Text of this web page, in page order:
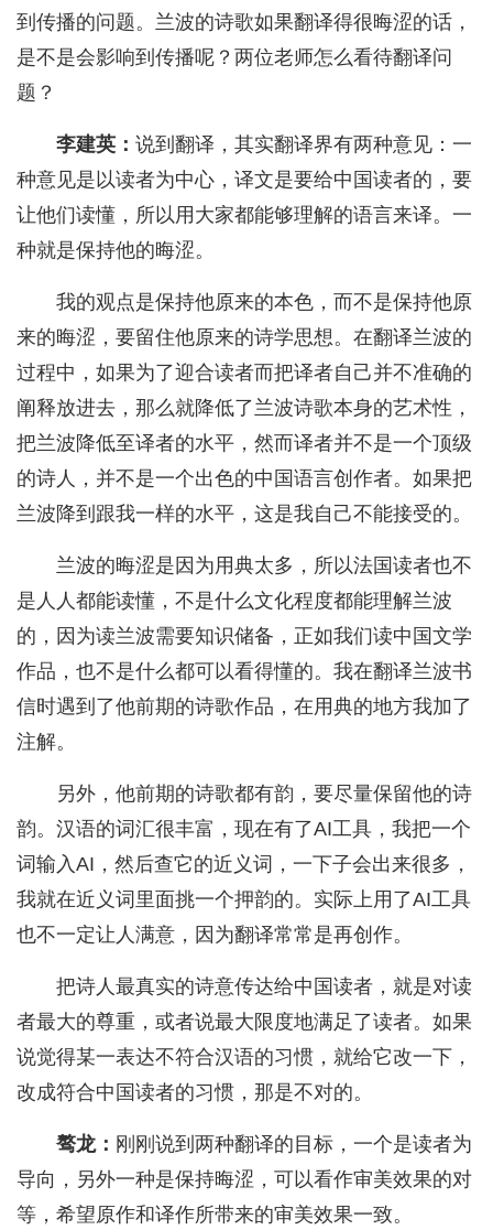
到传播的问题。兰波的诗歌如果翻译得很晦涩的话，
是不是会影响到传播呢？两位老师怎么看待翻译问
题？
李建英： 说到翻译，其实翻译界有两种意见：一
种意见是以读者为中心，译文是要给中国读者的，要
让他们读懂，所以用大家都能够理解的语言来译。一
种就是保持他的晦涩。
我的观点是保持他原来的本色，而不是保持他原
来的晦涩，要留住他原来的诗学思想。在翻译兰波的
过程中，如果为了迎合读者而把译者自己并不准确的
阐释放进去，那么就降低了兰波诗歌本身的艺术性，
把兰波降低至译者的水平，然而译者并不是一个顶级
的诗人，并不是一个出色的中国语言创作者。如果把
兰波降到跟我一样的水平，这是我自己不能接受的。
兰波的晦涩是因为用典太多，所以法国读者也不
是人人都能读懂，不是什么文化程度都能理解兰波
的，因为读兰波需要知识储备，正如我们读中国文学
作品，也不是什么都可以看得懂的。我在翻译兰波书
信时遇到了他前期的诗歌作品，在用典的地方我加了
注解。
另外，他前期的诗歌都有韵，要尽量保留他的诗
韵。汉语的词汇很丰富，现在有了AI工具，我把一个
词输入AI，然后查它的近义词，一下子会出来很多，
我就在近义词里面挑一个押韵的。实际上用了AI工具
也不一定让人满意，因为翻译常常是再创作。
把诗人最真实的诗意传达给中国读者，就是对读
者最大的尊重，或者说最大限度地满足了读者。如果
说觉得某一表达不符合汉语的习惯，就给它改一下，
改成符合中国读者的习惯，那是不对的。
骜龙： 刚刚说到两种翻译的目标，一个是读者为
导向，另外一种是保持晦涩，可以看作审美效果的对
等，希望原作和译作所带来的审美效果一致。